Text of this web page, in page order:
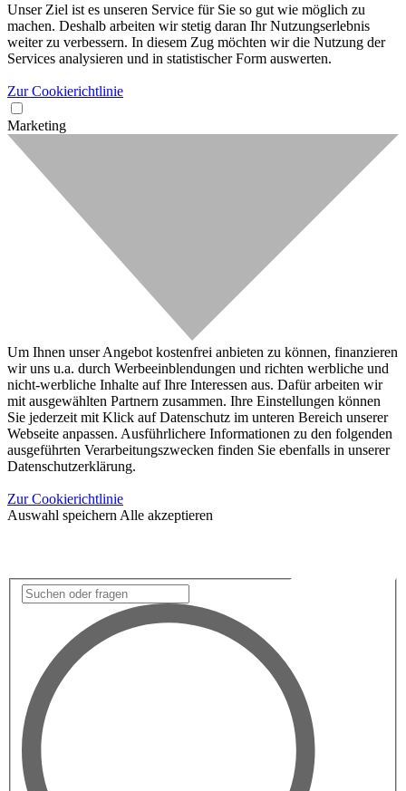
Unser Ziel ist es unseren Service für Sie so gut wie möglich zu
machen. Deshalb arbeiten wir stetig daran Ihr Nutzungserlebnis
weiter zu verbessern. In diesem Zug möchten wir die Nutzung der
Services analysieren und in statistischer Form auswerten.
Zur Cookierichtlinie
Marketing
Um Ihnen unser Angebot kostenfrei anbieten zu können, finanzieren
wir uns u.a. durch Werbeeinblendungen und richten werbliche und
nicht-werbliche Inhalte auf Ihre Interessen aus. Dafür arbeiten wir
mit ausgewählten Partnern zusammen. Ihre Einstellungen können
Sie jederzeit mit Klick auf Datenschutz im unteren Bereich unserer
Webseite anpassen. Ausführlichere Informationen zu den folgenden
ausgeführten Verarbeitungszwecken finden Sie ebenfalls in unserer
Datenschutzerklärung.
Zur Cookierichtlinie
Auswahl speichern Alle akzeptieren